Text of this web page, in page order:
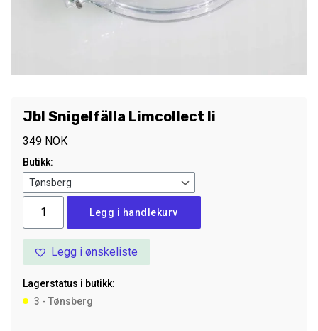
Jbl Snigelfälla Limcollect Ii
349 NOK
Butikk:
Snigelfälla
Limcollect
Legg i handlekurv
Legg i ønskeliste
Lagerstatus i butikk:
3 - Tønsberg